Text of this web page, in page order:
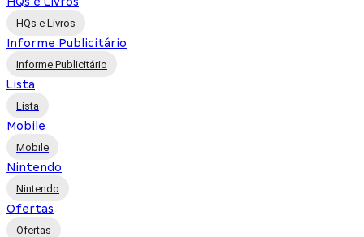
HQs e Livros
Informe Publicitário
Informe Publicitário
Lista
Lista
Mobile
Mobile
Nintendo
Nintendo
Ofertas
Ofertas